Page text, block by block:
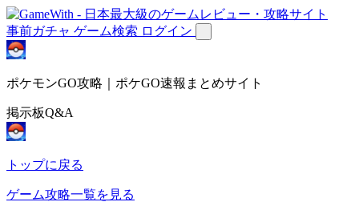
事前ガチャ ゲーム検索 ログイン
ポケモンGO攻略｜ポケGO速報まとめサイト
掲示板Q&A
トップに戻る
ゲーム攻略一覧を見る